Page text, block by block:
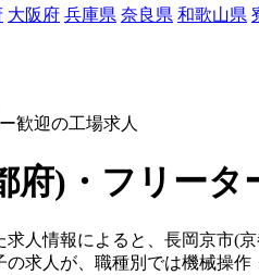
大阪府 兵庫県 奈良県 和歌山県
歓迎の工場求人
府)・フリー
求人情報によると、長岡京市(
求人が、職種別では機械操